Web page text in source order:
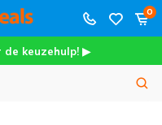
0
de keuzehulp! ▶